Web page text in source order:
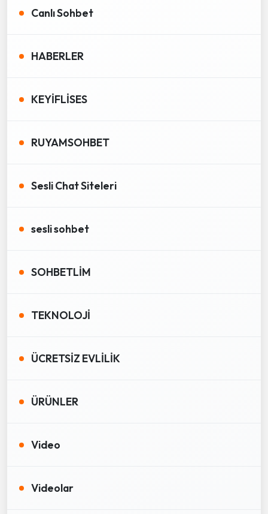
Canlı Sohbet
HABERLER
KEYİFLİSES
RUYAMSOHBET
Sesli Chat Siteleri
sesli sohbet
SOHBETLİM
TEKNOLOJİ
ÜCRETSİZ EVLİLİK
ÜRÜNLER
Video
Videolar